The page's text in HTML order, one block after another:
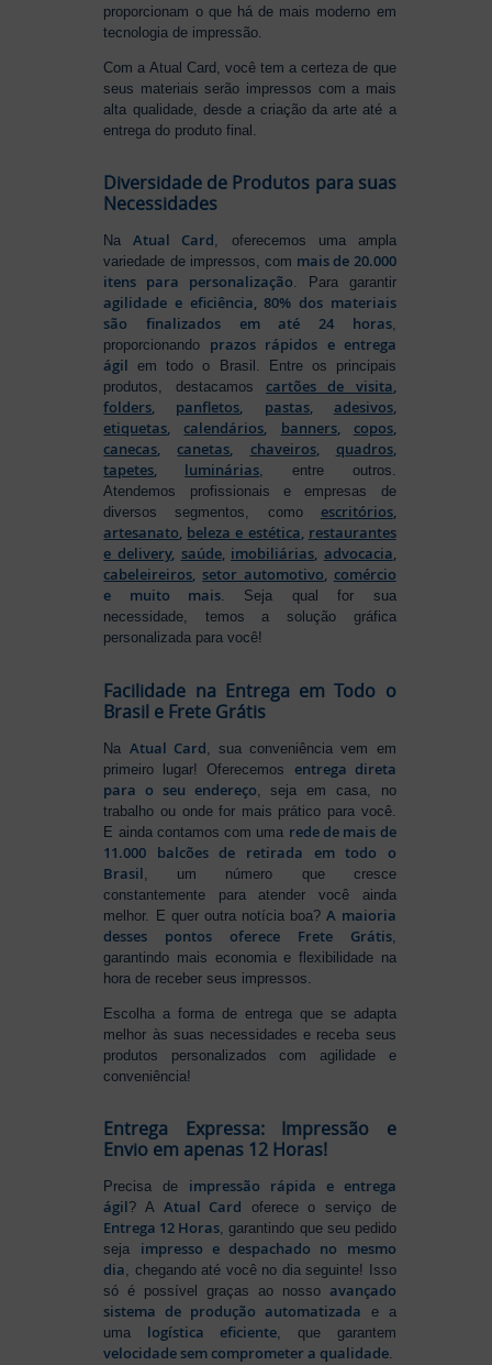
proporcionam o que há de mais moderno em
tecnologia de impressão.
Com a Atual Card, você tem a certeza de que
seus materiais serão impressos com a mais
alta qualidade, desde a criação da arte até a
entrega do produto final.
Diversidade de Produtos para suas
Necessidades
NaAtual Card, oferecemos uma ampla
variedade de impressos, com mais de 20.000
itens para personalização. Para garantir
agilidade e eficiência, 80% dos materiais
são finalizados em até 24 horas,
proporcionando prazos rápidos e entrega
ágil em todo o Brasil. Entre os principais
produtos, destacamos cartões de visita,
folders, panfletos, pastas, adesivos,
etiquetas,calendários, banners, copos,
canecas,canetas, chaveiros, quadros,
tapetes, luminárias, entre outros.
Atendemos profissionais e empresas de
diversos segmentos, como escritórios,
artesanato, beleza e estética, restaurantes
e delivery, saúde, imobiliárias, advocacia,
cabeleireiros, setor automotivo, comércio
e muito mais. Seja qual for sua
necessidade, temos a solução gráfica
personalizada para você!
Facilidade na Entrega em Todo o
Brasil e Frete Grátis
Na Atual Card , sua conveniência vem em
primeiro lugar! Oferecemos entrega direta
para o seu endereço , seja em casa, no
trabalho ou onde for mais prático para você.
E ainda contamos com uma rede de mais de
11.000 balcões de retirada em todo o
Brasil , um número que cresce
constantemente para atender você ainda
melhor. E quer outra notícia boa?A maioria
desses pontos oferece Frete Grátis,
garantindo mais economia e flexibilidade na
hora de receber seus impressos.
Escolha a forma de entrega que se adapta
melhor às suas necessidades e receba seus
produtos personalizados com agilidade e
conveniência!
Entrega Expressa: Impressão e
Envio em apenas 12 Horas!
Precisa de impressão rápida e entrega
ágil? A Atual Card oferece o serviço de
Entrega 12 Horas, garantindo que seu pedido
seja impresso e despachado no mesmo
dia, chegando até você no dia seguinte! Isso
só é possível graças ao nosso avançado
sistema de produção automatizada e a
uma logística eficiente, que garantem
velocidade sem comprometer a qualidade.